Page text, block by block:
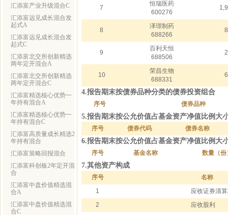
汇添富产业升级混合C
汇添富远见成长混合发
起式A
汇添富远见成长混合发
起式C
汇添富北交所创新精选
两年定开混合A
汇添富北交所创新精选
两年定开混合C
汇添富精选核心优势一
年持有混合A
汇添富精选核心优势一
年持有混合C
汇添富高质量成长精选2
年持有混合
汇添富策略回报混合
汇添富科创板2年定开混
合
汇添富中盘价值精选混
合A
汇添富中盘价值精选混
合C
7
恒瑞医药
600276
8
泽璟制药
688266
9
百利天恒
688506
10
荣昌生物
688331
4.报告期末按债券品种分类的债券投资组合
序号 债券品种
5.报告期末按公允价值占基金资产净值比例大
序号 债券代码 债券名称
6.报告期末按公允价值占基金资产净值比例大
序号 基金名称 数量（份
7.其他资产构成
序号 名称
1 应收证券清
2 应收股利